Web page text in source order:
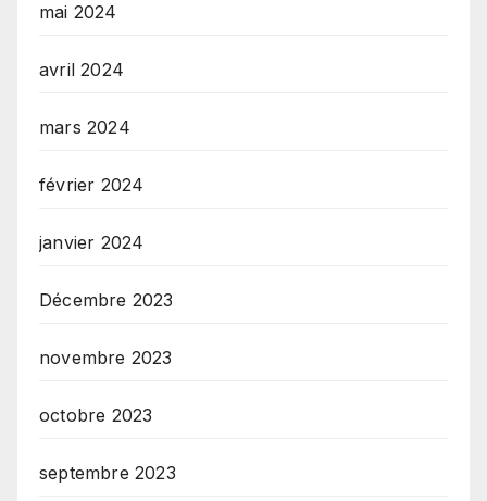
mai 2024
avril 2024
mars 2024
février 2024
janvier 2024
Décembre 2023
novembre 2023
octobre 2023
septembre 2023